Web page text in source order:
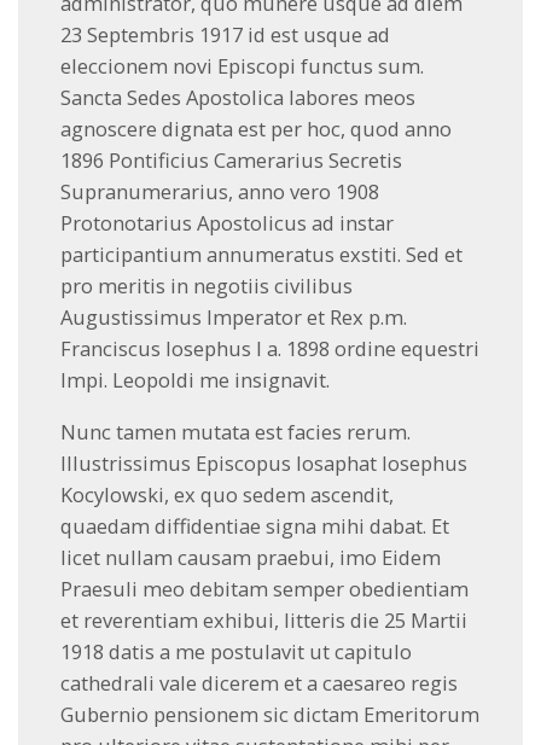
23 Septembris 1917 id est usque ad
eleccionem novi Episcopi functus sum.
Sancta Sedes Apostolica labores meos
agnoscere dignata est per hoc, quod anno
1896 Pontificius Camerarius Secretis
Supranumerarius, anno vero 1908
Protonotarius Apostolicus ad instar
participantium annumeratus exstiti. Sed et
pro meritis in negotiis civilibus
Augustissimus Imperator et Rex p.m.
Franciscus Iosephus I a. 1898 ordine equestri
Impi. Leopoldi me insignavit.
Nunc tamen mutata est facies rerum.
Illustrissimus Episcopus Iosaphat Iosephus
Kocylowski, ex quo sedem ascendit,
quaedam diffidentiae signa mihi dabat. Et
licet nullam causam praebui, imo Eidem
Praesuli meo debitam semper obedientiam
et reverentiam exhibui, litteris die 25 Martii
1918 datis a me postulavit ut capitulo
cathedrali vale dicerem et a caesareo regis
Gubernio pensionem sic dictam Emeritorum